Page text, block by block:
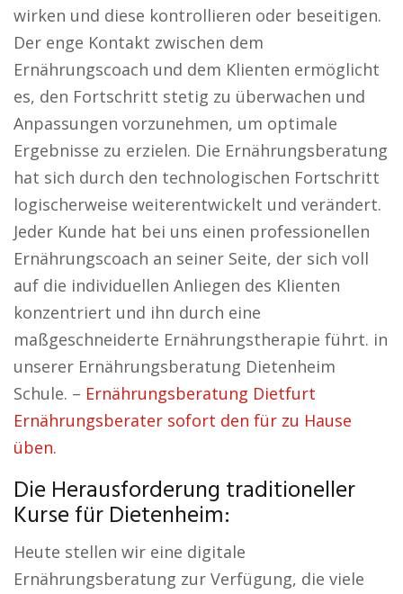
wirken und diese kontrollieren oder beseitigen.
Der enge Kontakt zwischen dem
Ernährungscoach und dem Klienten ermöglicht
es, den Fortschritt stetig zu überwachen und
Anpassungen vorzunehmen, um optimale
Ergebnisse zu erzielen. Die Ernährungsberatung
hat sich durch den technologischen Fortschritt
logischerweise weiterentwickelt und verändert.
Jeder Kunde hat bei uns einen professionellen
Ernährungscoach an seiner Seite, der sich voll
auf die individuellen Anliegen des Klienten
konzentriert und ihn durch eine
maßgeschneiderte Ernährungstherapie führt. in
unserer Ernährungsberatung Dietenheim
Schule. – Ernährungsberatung Dietfurt
Ernährungsberater sofort den für zu Hause
üben.
Die Herausforderung traditioneller
Kurse für Dietenheim:
Heute stellen wir eine digitale
Ernährungsberatung zur Verfügung, die viele